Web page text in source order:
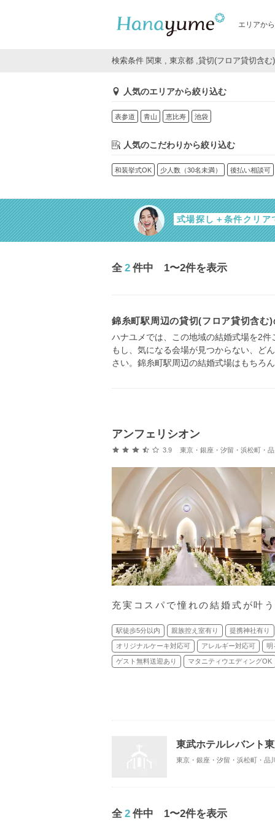
エリアか
検索条件 関東 , 東京都 ,貸切(フロア貸切含む)
人気のエリアから絞り込む
表参道 青山 恵比寿 池袋
人気のこだわりから絞り込む
和装挙式OK 少人数（30名未満） 後払い相談可
式場探し＋条件クリア
全 2 件中 1〜2件を表示
錦糸町駅周辺の貸切(フロア貸切含む
ハナユメでは、この地域の結婚式場を2
もし、気になる会場が見つからない、ど
さい。錦糸町駅周辺の結婚式場はもちろ
アンフェリシオン
口コミ評価
3.9 東京・銀座・汐留・浜松町・品川・上野
充実コスパで憧れの結婚式が叶
駅徒歩5分以内 親族控え室有り 提携神社有り
オリジナルケーキ対応可 アレルギー対応可 明
ゲスト無料送迎あり マタニティウエディングOK
東武ホテルレバント
全 2 件中 1〜2件を表示